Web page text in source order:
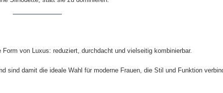
von Luxus: reduziert, durchdacht und vielseitig kombinierbar.
sind damit die ideale Wahl für moderne Frauen, die Stil und Funktion